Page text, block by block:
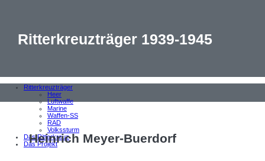
Ritterkreuzträger 1939-1945
Ritterkreuzträger
Heer
Luftwaffe
Marine
Waffen-SS
RAD
Volkssturm
Das Ritterkreuz
Das Projekt
Heinrich Meyer-Buerdorf